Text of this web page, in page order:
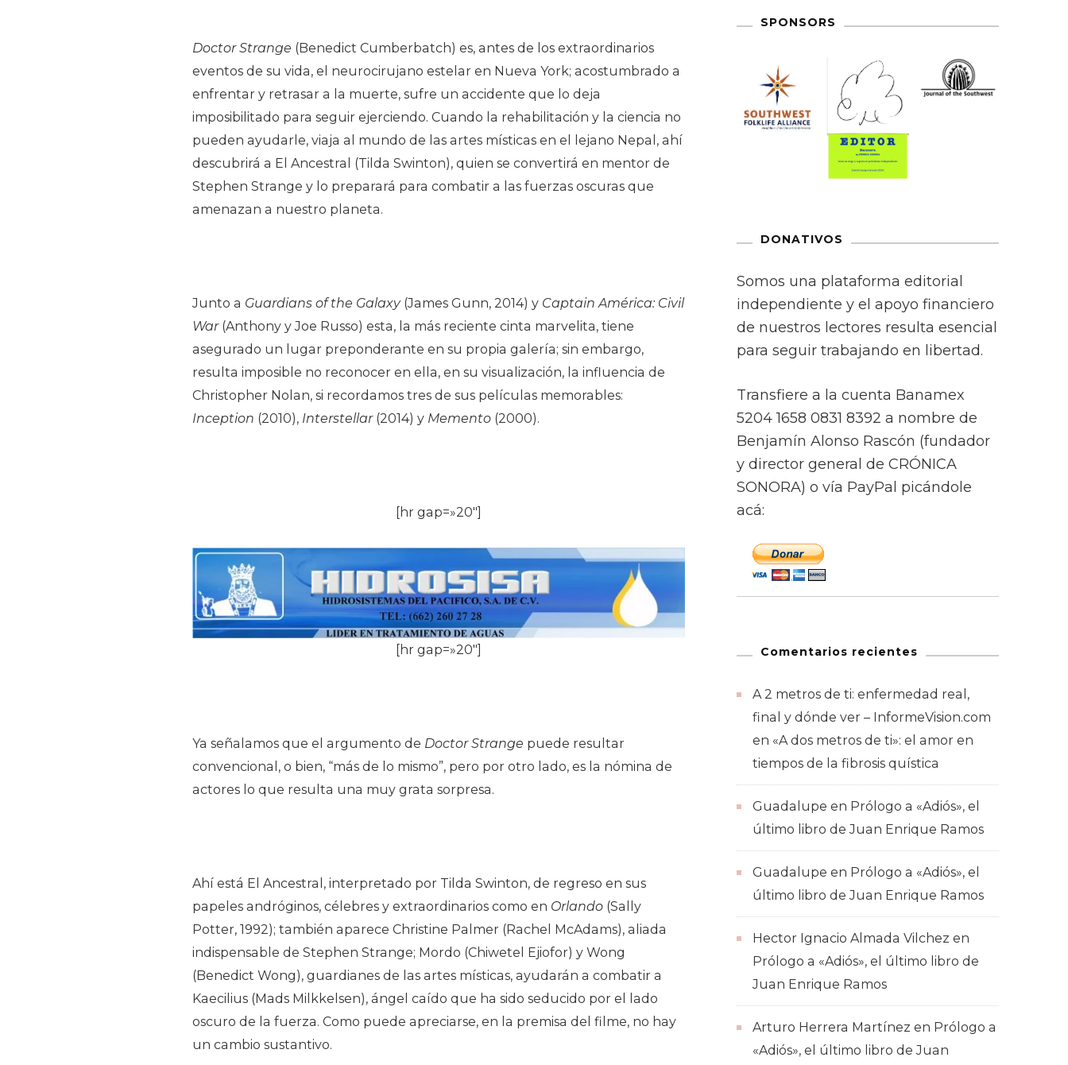
Doctor Strange (Benedict Cumberbatch) es, antes de los extraordinarios
eventos de su vida, el neurocirujano estelar en Nueva York; acostumbrado a
enfrentar y retrasar a la muerte, sufre un accidente que lo deja
imposibilitado para seguir ejerciendo. Cuando la rehabilitación y la ciencia no
pueden ayudarle, viaja al mundo de las artes místicas en el lejano Nepal, ahí
descubrirá a El Ancestral (Tilda Swinton), quien se convertirá en mentor de
Stephen Strange y lo preparará para combatir a las fuerzas oscuras que
amenazan a nuestro planeta.
Junto a Guardians of the Galaxy(James Gunn, 2014) y Captain América: Civil
War(Anthony y Joe Russo) esta, la más reciente cinta marvelita, tiene
asegurado un lugar preponderante en su propia galería; sin embargo,
resulta imposible no reconocer en ella, en su visualización, la influencia de
Christopher Nolan, si recordamos tres de sus películas memorables:
Inception (2010), Interstellar(2014) y Memento (2000).
[hr gap=»20″]
[hr gap=»20″]
Ya señalamos que el argumento de Doctor Strange puede resultar
convencional, o bien, “más de lo mismo”, pero por otro lado, es la nómina de
actores lo que resulta una muy grata sorpresa.
Ahí está El Ancestral, interpretado por Tilda Swinton, de regreso en sus
papeles andróginos, célebres y extraordinarios como en Orlando (Sally
Potter, 1992); también aparece Christine Palmer (Rachel McAdams), aliada
indispensable de Stephen Strange; Mordo (Chiwetel Ejiofor) y Wong
(Benedict Wong), guardianes de las artes místicas, ayudarán a combatir a
Kaecilius (Mads Milkkelsen), ángel caído que ha sido seducido por el lado
oscuro de la fuerza. Como puede apreciarse, en la premisa del filme, no hay
un cambio sustantivo.
SPONSORS
DONATIVOS
Somos una plataforma editorial
independiente y el apoyo financiero
de nuestros lectores resulta esencial
para seguir trabajando en libertad.
Transfiere a la cuenta Banamex
5204 1658 0831 8392 a nombre de
Benjamín Alonso Rascón (fundador
y director general de CRÓNICA
SONORA) o vía PayPal picándole
acá:
Comentarios recientes
A 2 metros de ti: enfermedad real,
final y dónde ver – InformeVision.com
en «A dos metros de ti»: el amor en
tiempos de la fibrosis quística
Guadalupe en Prólogo a «Adiós», el
último libro de Juan Enrique Ramos
Guadalupe en Prólogo a «Adiós», el
último libro de Juan Enrique Ramos
Hector Ignacio Almada Vilchez en
Prólogo a «Adiós», el último libro de
Juan Enrique Ramos
Arturo Herrera Martínez en Prólogo a
«Adiós», el último libro de Juan